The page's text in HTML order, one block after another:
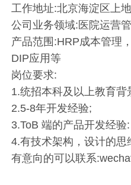
工作地址:北京海淀区上
公司业务领域:医院运营
产品范围:HRP成本管理
DIP应用等
岗位要求:
1.统招本科及以上教育
2.5-8年开发经验;
3.ToB 端的产品开发经验:
4.有技术架构，设计的思
有意向的可以联系